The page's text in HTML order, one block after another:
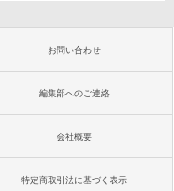
お問い合わせ
編集部へのご連絡
会社概要
特定商取引法に基づく表示